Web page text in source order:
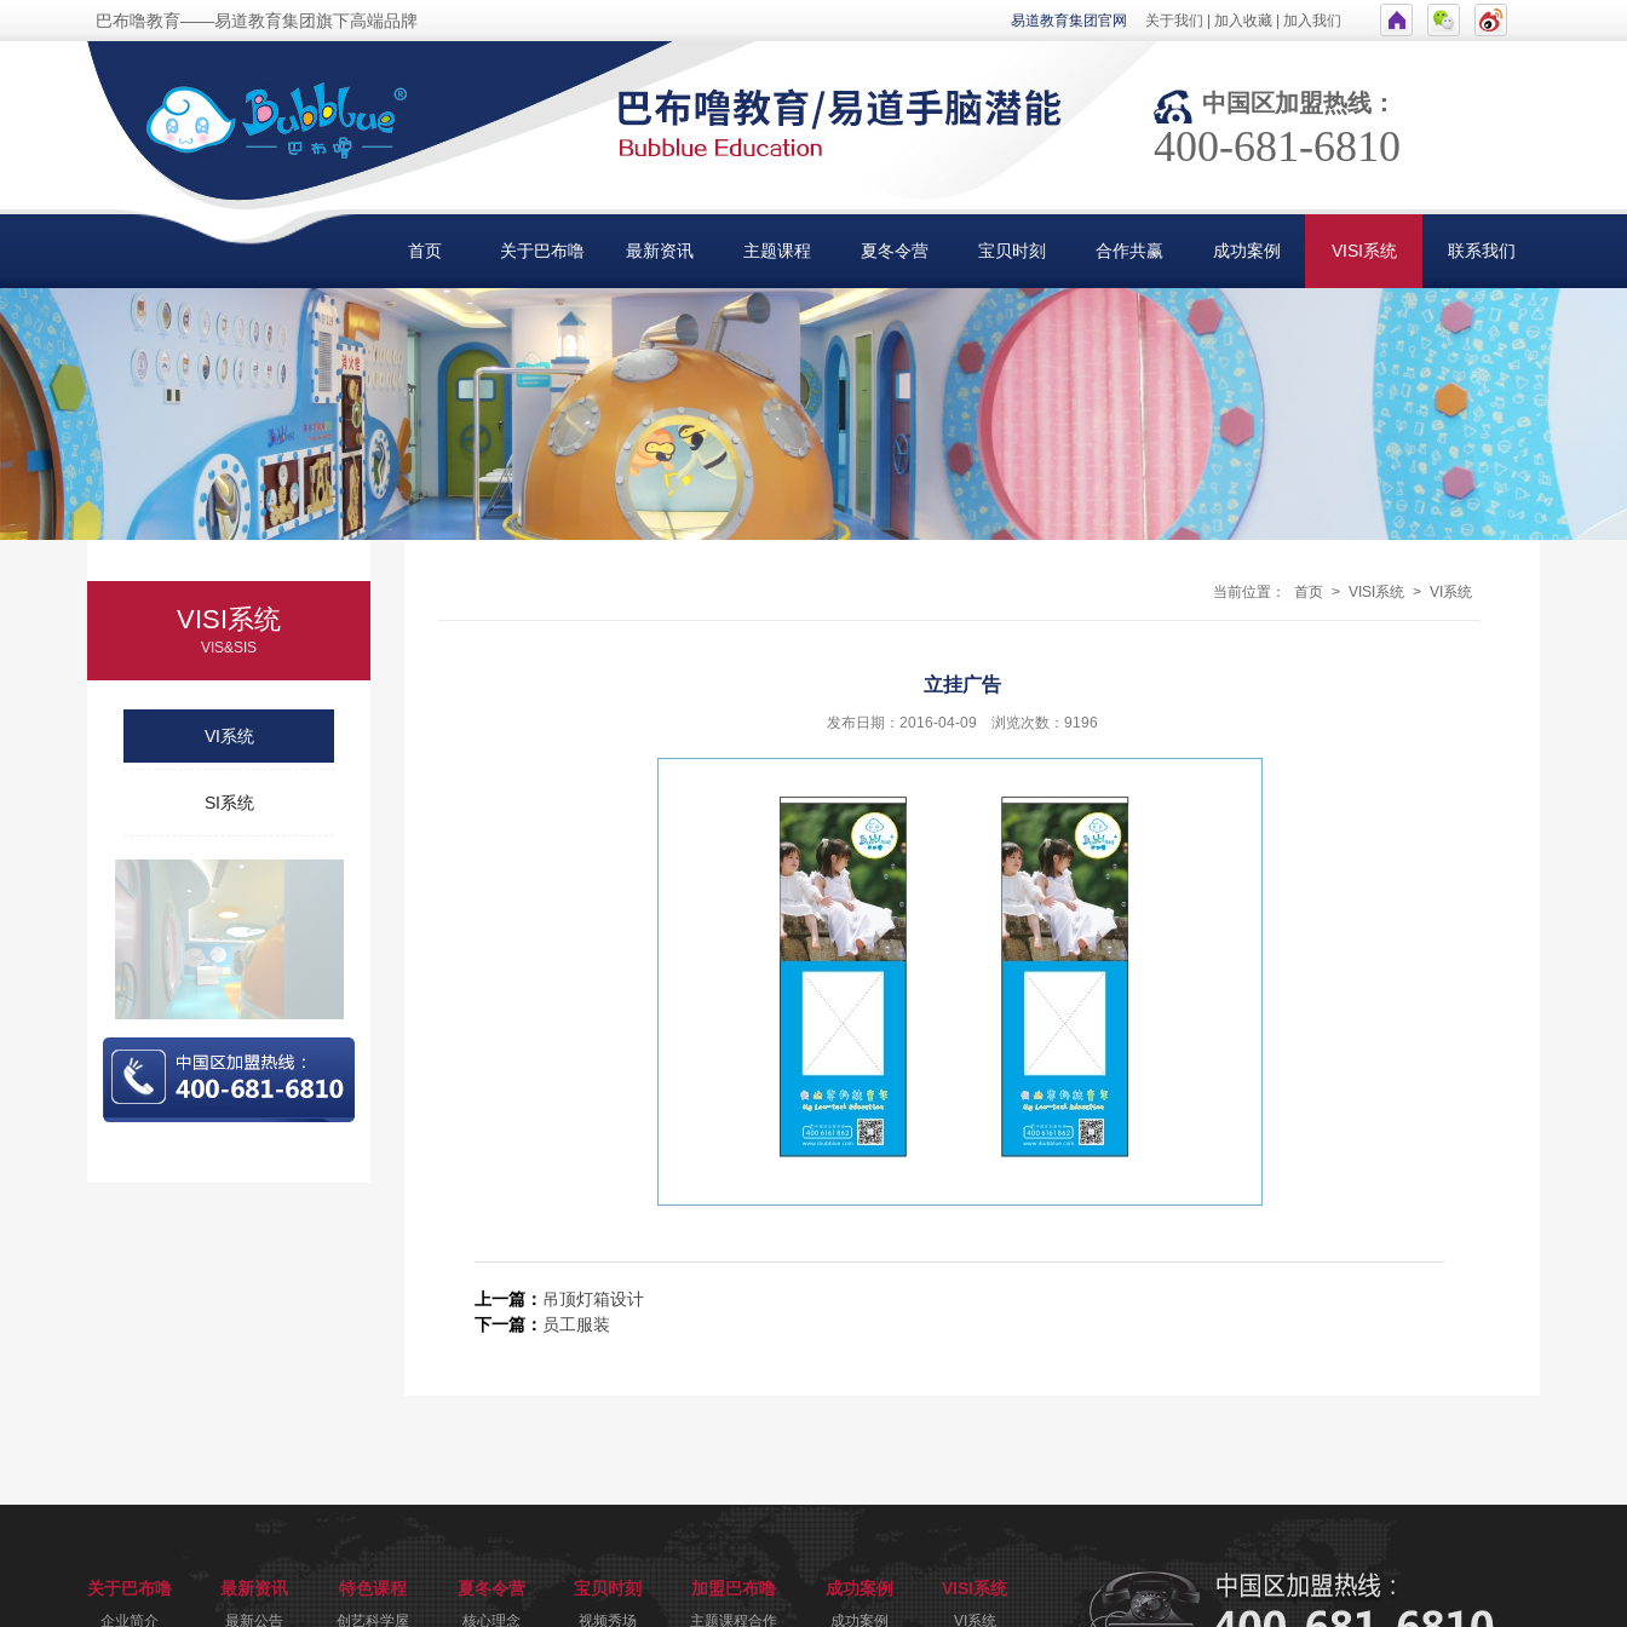
巴布噜教育——易道教育集团旗下高端品牌 易道教育集团官网 关于我们 加入收藏 加入我们
中国区加盟热线：
400-681-6810
首页 关于巴布噜 最新资讯 主题课程 夏冬令营 宝贝时刻 合作共赢 成功案例 VISI系统 联系我们
VISI系统
VIS&SIS
VI系统
SI系统
当前位置： 首页 > VISI系统 > VI系统
立挂广告
发布日期：2016-04-09 浏览次数：9196
上一篇： 吊顶灯箱设计
下一篇： 员工服装
关于巴布噜
企业简介
最新资讯
最新公告
特色课程
创艺科学屋
夏冬令营
核心理念
宝贝时刻
视频秀场
加盟巴布噜
主题课程合作
成功案例
成功案例
VISI系统
VI系统